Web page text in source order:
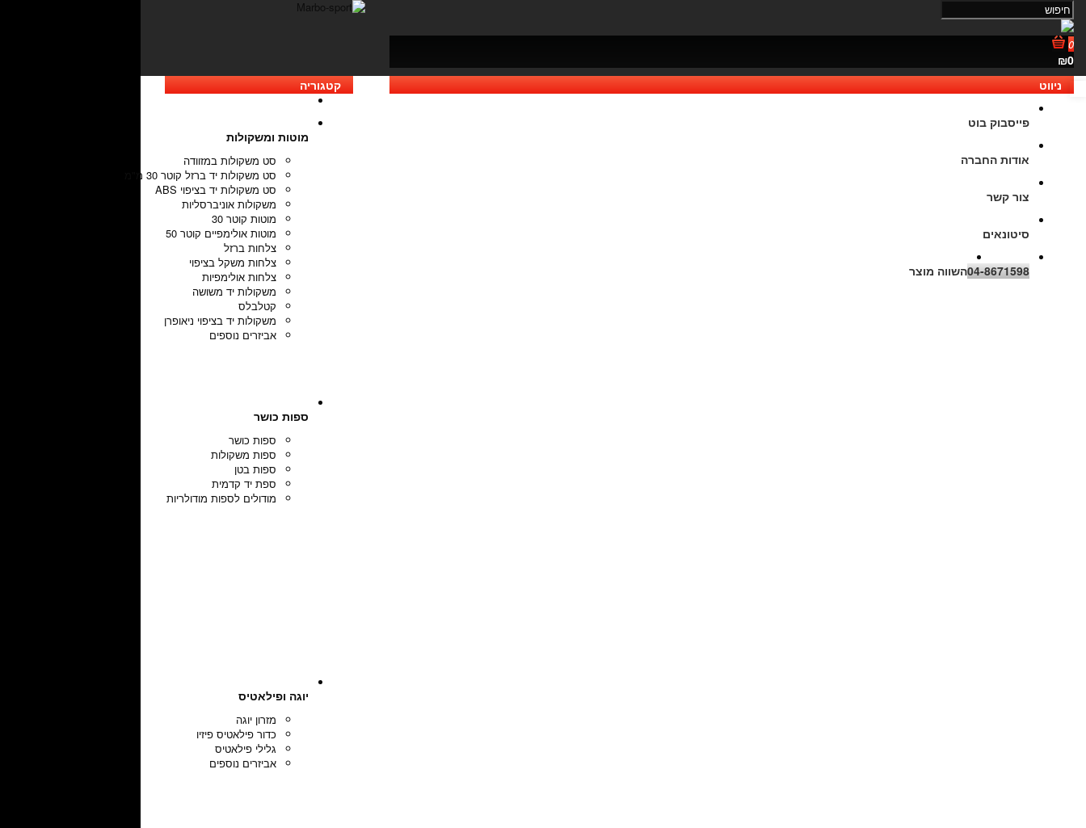
0
₪0
קטגוריה
מוטות ומשקולות
סט משקולות במזוודה
סט משקולות יד ברזל קוטר 30 מ"מ
סט משקולות יד בציפוי ABS
משקולות אוניברסליות
מוטות קוטר 30
מוטות אולימפיים קוטר 50
צלחות ברזל
צלחות משקל בציפוי
צלחות אולימפיות
משקולות יד משושה
קטלבלס
משקולות יד בציפוי ניאופרן
אביזרים נוספים
ספות כושר
ספות כושר
ספות משקולות
ספות בטן
ספת יד קדמית
מודולים לספות מודולריות
יוגה ופילאטיס
מזרון יוגה
כדור פילאטיס פיזיו
גלילי פילאטיס
אביזרים נוספים
ניווט
פייסבוק בוט
אודות החברה
צור קשר
סיטונאים
04-8671598השווה מוצר
נגישות